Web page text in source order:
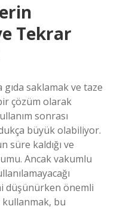
Tekrar
saklamak ve taze
çözüm olarak
sonrası
büyük olabiliyor.
süre kaldığı ve
Ancak vakumlu
düşünürken önemli
kullanmak, bu